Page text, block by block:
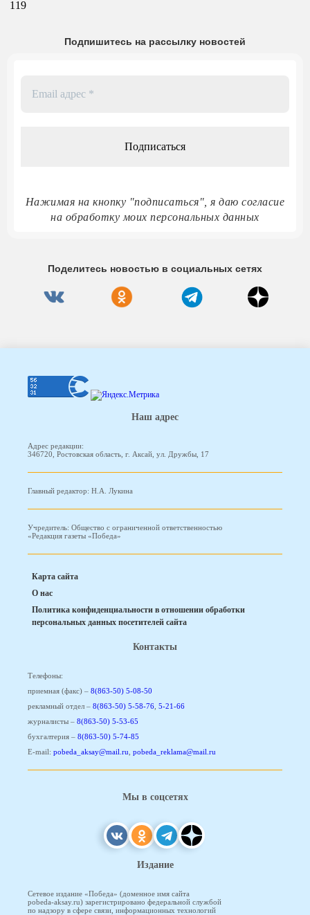
119
Подпишитесь на рассылку новостей
Нажимая на кнопку "подписаться", я даю согласие
на обработку моих персональных данных
Поделитесь новостью в социальных сетях
Наш адрес
Адрес редакции:
346720, Ростовская область, г. Аксай, ул. Дружбы, 17
Главный редактор: Н.А. Лукина
Учредитель: Общество с ограниченной ответственностью
«Редакция газеты «Победа»
Карта сайта
О нас
Политика конфиденциальности в отношении обработки
персональных данных посетителей сайта
Контакты
Телефоны:
приемная (факс) – 8(863-50) 5-08-50
рекламный отдел – 8(863-50) 5-58-76, 5-21-66
журналисты – 8(863-50) 5-53-65
бухгалтерия – 8(863-50) 5-74-85
E-mail: pobeda_aksay@mail.ru, pobeda_reklama@mail.ru
Мы в соцсетях
Издание
Сетевое издание «Победа» (доменное имя сайта
pobeda-aksay.ru) зарегистрировано федеральной службой
по надзору в сфере связи, информационных технологий